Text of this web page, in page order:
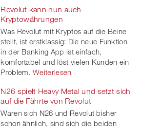
Revolut kann nun auch
Kryptowährungen
Was Revolut mit Kryptos auf die Beine
stellt, ist erstklassig: Die neue Funktion
in der Banking App ist einfach,
komfortabel und löst vielen Kunden ein
Problem. Weiterlesen
N26 spielt Heavy Metal und setzt sich
auf die Fährte von Revolut
Waren sich N26 und Revolut bisher
schon ähnlich, sind sich die beiden